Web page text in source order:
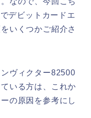
デビットカードエ
いくつかご紹介さ
ヴィクター82500
いる方は、これか
の原因を参考にし